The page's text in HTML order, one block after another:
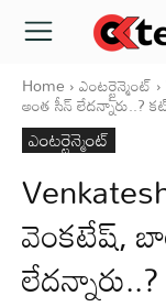
Home ఎంటర్టైన్మెంట్
అంత సీన్ లేదన్నారు..?
ఎంటర్టైన్మెంట్
వెంకటేష్,